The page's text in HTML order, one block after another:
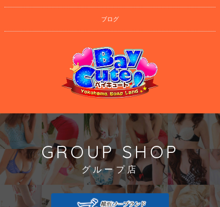
ブログ
GROUP SHOP
グループ店